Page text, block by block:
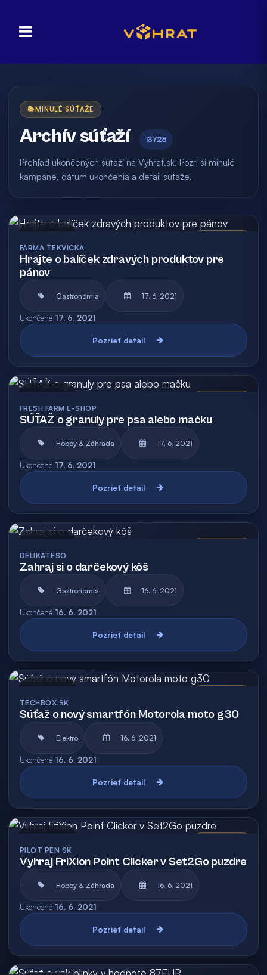
📚 MINULÉ SÚŤAŽE
Archív súťaží 13728
Prehľad ukončených súťaží na Vyhrat.sk. Pozri si minulé
kampane, dátum ukončenia a detail súťaže.
FARMA TEKVIČKA
Hrajte o balíček zdravých produktov pre
pánov
Gastronómia 17. 6. 2021
Ukončené 17. 6. 2021
Pozrieť detail
FRESH FARM E-SHOP
SÚŤAŽ o granuly pre psa alebo mačku
Hobby & Záhrada 17. 6. 2021
Ukončené 17. 6. 2021
Pozrieť detail
DELIKATESO
Zahraj si o darčekový kôš
Gastronómia 16. 6. 2021
Ukončené 16. 6. 2021
Pozrieť detail
TECHBOX.SK
Súťaž o nový smartfón Motorola moto g30
Elektro 16. 6. 2021
Ukončené 16. 6. 2021
Pozrieť detail
PILOT PEN SK
Vyhraj FriXion Point Clicker v Set2Go puzdre
Hobby & Záhrada 16. 6. 2021
Ukončené 16. 6. 2021
Pozrieť detail